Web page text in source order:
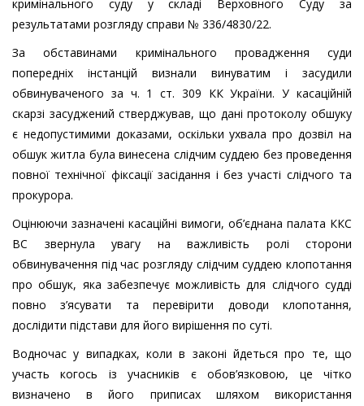
кримінального суду у складі Верховного Суду за
результатами розгляду справи № 336/4830/22.
За обставинами кримінального провадження суди
попередніх інстанцій визнали винуватим і засудили
обвинуваченого за ч. 1 ст. 309 КК України. У касаційній
скарзі засуджений стверджував, що дані протоколу обшуку
є недопустимими доказами, оскільки ухвала про дозвіл на
обшук житла була винесена слідчим суддею без проведення
повної технічної фіксації засідання і без участі слідчого та
прокурора.
Оцінюючи зазначені касаційні вимоги, об’єднана палата ККС
ВС звернула увагу на важливість ролі сторони
обвинувачення під час розгляду слідчим суддею клопотання
про обшук, яка забезпечує можливість для слідчого судді
повно з’ясувати та перевірити доводи клопотання,
дослідити підстави для його вирішення по суті.
Водночас у випадках, коли в законі йдеться про те, що
участь когось із учасників є обов’язковою, це чітко
визначено в його приписах шляхом використання